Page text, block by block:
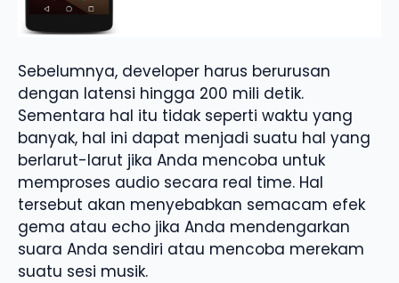
Sebelumnya, developer harus berurusan
dengan latensi hingga 200 mili detik.
Sementara hal itu tidak seperti waktu yang
banyak, hal ini dapat menjadi suatu hal yang
berlarut-larut jika Anda mencoba untuk
memproses audio secara real time. Hal
tersebut akan menyebabkan semacam efek
gema atau echo jika Anda mendengarkan
suara Anda sendiri atau mencoba merekam
suatu sesi musik.